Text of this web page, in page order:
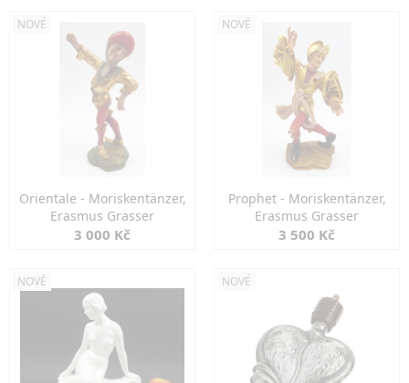
NOVÉ
Orientale - Moriskentänzer,
Erasmus Grasser
3 000 Kč
NOVÉ
Prophet - Moriskentänzer,
Erasmus Grasser
3 500 Kč
NOVÉ NOVÉ